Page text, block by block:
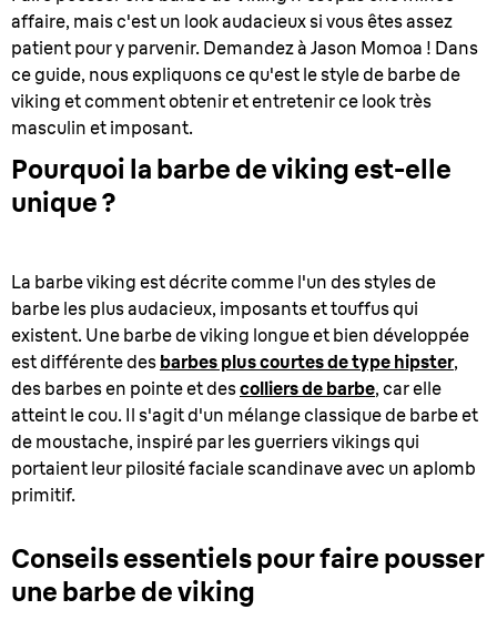
affaire, mais c'est un look audacieux si vous êtes assez
patient pour y parvenir. Demandez à Jason Momoa ! Dans
ce guide, nous expliquons ce qu'est le style de barbe de
viking et comment obtenir et entretenir ce look très
masculin et imposant.
Pourquoi la barbe de viking est-elle
unique ?
La barbe viking est décrite comme l'un des styles de
barbe les plus audacieux, imposants et touffus qui
existent. Une barbe de viking longue et bien développée
est différente des barbes plus courtes de type hipster,
des barbes en pointe et descolliers de barbe, car elle
atteint le cou. Il s'agit d'un mélange classique de barbe et
de moustache, inspiré par les guerriers vikings qui
portaient leur pilosité faciale scandinave avec un aplomb
primitif.
Conseils essentiels pour faire pousser
une barbe de viking